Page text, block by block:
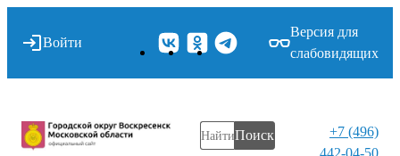
Войти
Версия для
слабовидящих
Поиск
+7 (496)
442-04-50